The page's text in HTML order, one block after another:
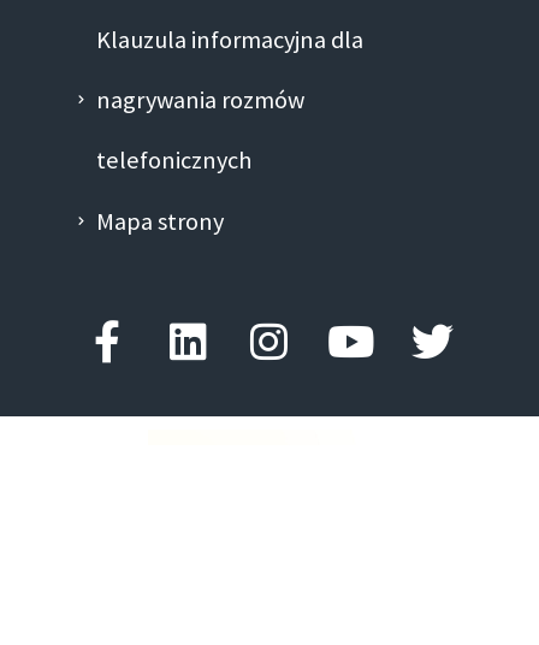
Klauzula informacyjna dla
nagrywania rozmów
telefonicznych
Mapa strony
f